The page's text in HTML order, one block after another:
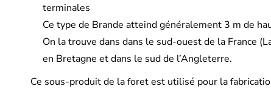
terminales
Ce type de Brande atteind généralement 3 m de
On la trouve dans dans le sud-ouest de la France
en Bretagne et dans le sud de l’Angleterre.
Ce sous-produit de la foret est utilisé pour la